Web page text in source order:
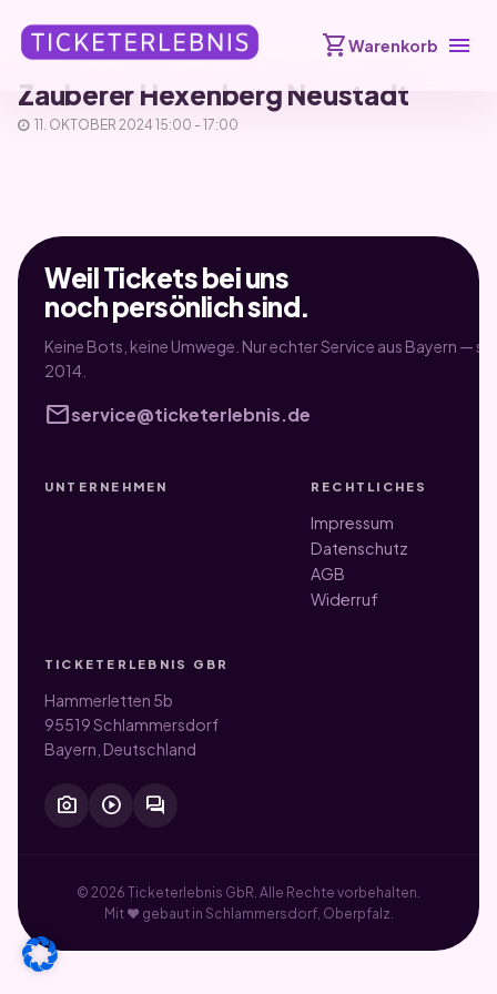
shopping_cartWarenkorb menu
Zauberer Hexenberg Neustadt
11. OKTOBER 2024 15:00 - 17:00
Weil Tickets bei uns
noch persönlich sind.
Keine Bots, keine Umwege. Nur echter Service aus Bayern —
2014.
mailservice@ticketerlebnis.de
UNTERNEHMEN RECHTLICHES
Impressum
Datenschutz
AGB
Widerruf
TICKETERLEBNIS GBR
Hammerletten 5b
95519 Schlammersdorf
Bayern, Deutschland
photo_camera play_circle forum
© 2026 Ticketerlebnis GbR. Alle Rechte vorbehalten.
Mit ♥ gebaut in Schlammersdorf, Oberpfalz.